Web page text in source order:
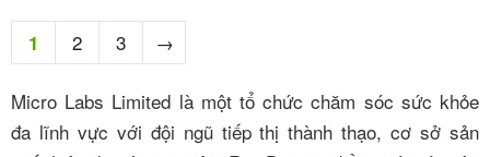
1 2 3 →
Micro Labs Limited là một tổ chức chăm sóc sức khỏe
đa lĩnh vực với đội ngũ tiếp thị thành thạo, cơ sở sản